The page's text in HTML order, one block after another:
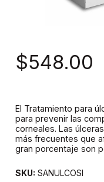
$548.00
El Tratamiento para
para prevenir las
corneales. Las
más frecuentes que
gran porcentaje son
SKU: SANULCOSI